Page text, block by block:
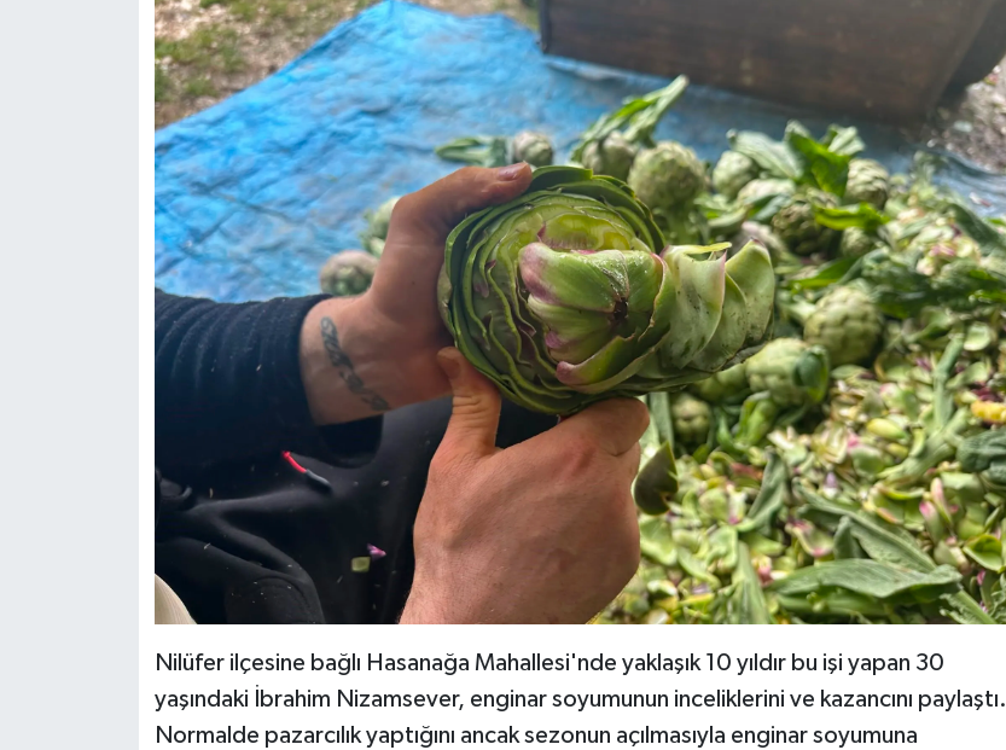
Nilüfer ilçesine bağlı Hasanağa Mahallesi'nde yaklaşık 10 yıldır bu işi yapan 30
yaşındaki İbrahim Nizamsever, enginar soyumunun inceliklerini ve kazancını paylaştı.
Normalde pazarcılık yaptığını ancak sezonun açılmasıyla enginar soyumuna